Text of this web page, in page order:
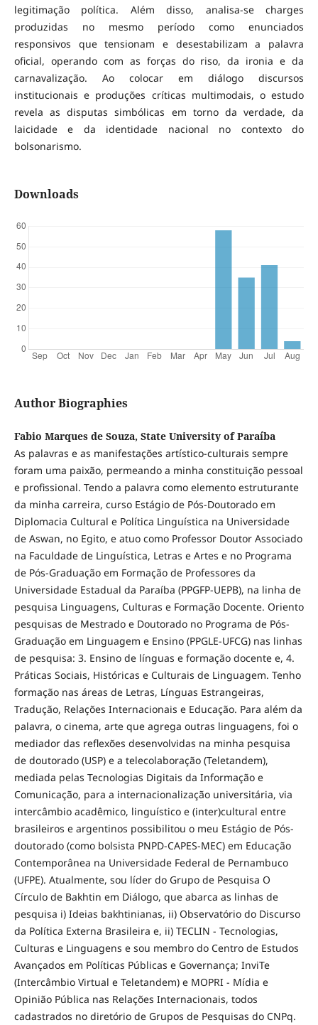
legitimação política. Além disso, analisa-se charges
produzidas no mesmo período como enunciados
responsivos que tensionam e desestabilizam a palavra
oficial, operando com as forças do riso, da ironia e da
carnavalização. Ao colocar em diálogo discursos
institucionais e produções críticas multimodais, o estudo
revela as disputas simbólicas em torno da verdade, da
laicidade e da identidade nacional no contexto do
bolsonarismo.
Downloads
Author Biographies
Fabio Marques de Souza, State University of Paraíba
As palavras e as manifestações artístico-culturais sempre
foram uma paixão, permeando a minha constituição pessoal
e profissional. Tendo a palavra como elemento estruturante
da minha carreira, curso Estágio de Pós-Doutorado em
Diplomacia Cultural e Política Linguística na Universidade
de Aswan, no Egito, e atuo como Professor Doutor Associado
na Faculdade de Linguística, Letras e Artes e no Programa
de Pós-Graduação em Formação de Professores da
Universidade Estadual da Paraíba (PPGFP-UEPB), na linha de
pesquisa Linguagens, Culturas e Formação Docente. Oriento
pesquisas de Mestrado e Doutorado no Programa de Pós-
Graduação em Linguagem e Ensino (PPGLE-UFCG) nas linhas
de pesquisa: 3. Ensino de línguas e formação docente e, 4.
Práticas Sociais, Históricas e Culturais de Linguagem. Tenho
formação nas áreas de Letras, Línguas Estrangeiras,
Tradução, Relações Internacionais e Educação. Para além da
palavra, o cinema, arte que agrega outras linguagens, foi o
mediador das reflexões desenvolvidas na minha pesquisa
de doutorado (USP) e a telecolaboração (Teletandem),
mediada pelas Tecnologias Digitais da Informação e
Comunicação, para a internacionalização universitária, via
intercâmbio acadêmico, linguístico e (inter)cultural entre
brasileiros e argentinos possibilitou o meu Estágio de Pós-
doutorado (como bolsista PNPD-CAPES-MEC) em Educação
Contemporânea na Universidade Federal de Pernambuco
(UFPE). Atualmente, sou líder do Grupo de Pesquisa O
Círculo de Bakhtin em Diálogo, que abarca as linhas de
pesquisa i) Ideias bakhtinianas, ii) Observatório do Discurso
da Política Externa Brasileira e, ii) TECLIN - Tecnologias,
Culturas e Linguagens e sou membro do Centro de Estudos
Avançados em Políticas Públicas e Governança; InviTe
(Intercâmbio Virtual e Teletandem) e MOPRI - Mídia e
Opinião Pública nas Relações Internacionais, todos
cadastrados no diretório de Grupos de Pesquisas do CNPq.